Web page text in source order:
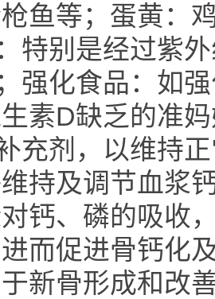
鱼等；蛋黄：
特别是经过紫
强化食品：如
素D缺乏的准
充剂，以维持
持及调节血浆
钙、磷的吸收
而促进骨钙化
新骨形成和改